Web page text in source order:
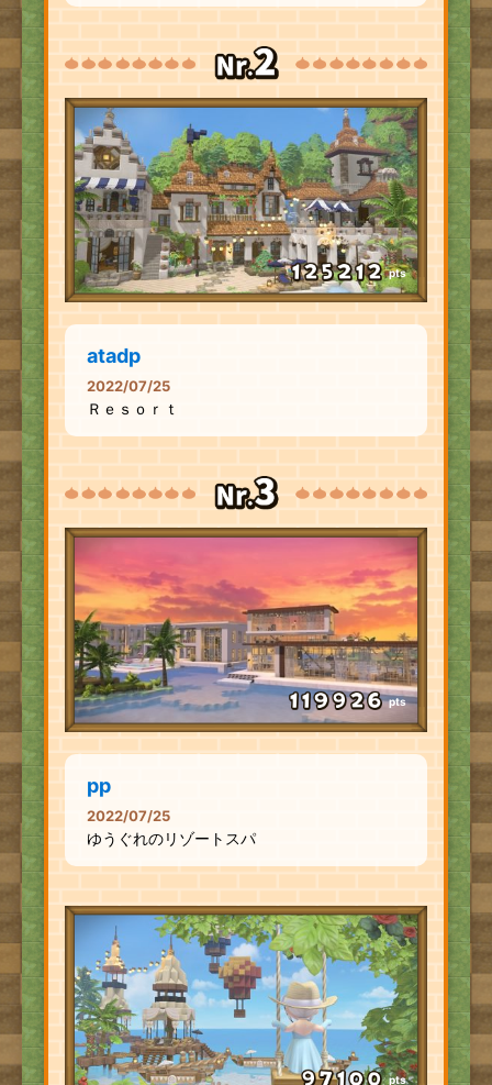
pts
atadp
2022/07/25
Ｒｅｓｏｒｔ
pts
pp
2022/07/25
ゆうぐれのリゾートスパ
pts